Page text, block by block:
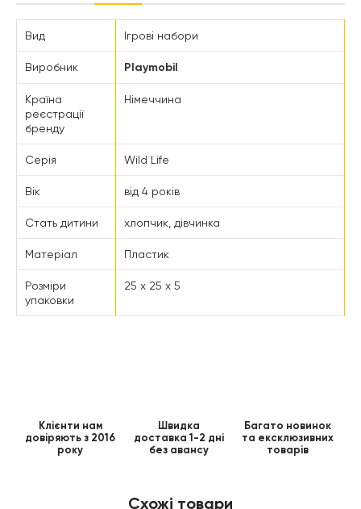
Вид Ігрові набори
Виробник Playmobil
Країна
реєстрації
бренду
Німеччина
Серія Wild Life
Вік від 4 років
Стать дитини хлопчик, дівчинка
Матеріал Пластик
Розміри
упаковки
25 x 25 x 5
Клієнти нам
довіряють з 2016
року
Швидка
доставка 1-2 дні
без авансу
Багато новинок
та ексклюзивних
товарів
Схожі товари